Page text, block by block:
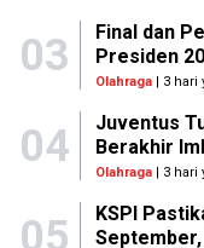
03
Final dan
Presiden
Olahraga| 3 hari
04
Juventus
Berakhir
Olahraga| 3 hari
05
KSPI